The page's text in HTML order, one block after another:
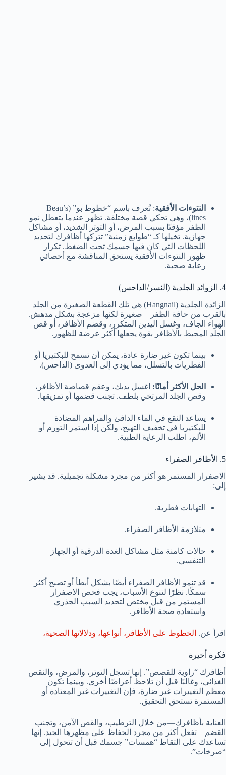
النتوءات الأفقية
: تُعرف باسم “خطوط بو” (Beau’s
lines)، وهي تحكي قصة مختلفة. تظهر عندما يتعطل نمو
الظفر مؤقتًا بسبب المرض، أو التوتر الشديد، أو مشاكل
جهازية. تخيلها كـ “طوابع زمنية” تتركها أظافرك لتحديد
اللحظات التي كان فيها جسمك تحت الضغط. تكرار
ظهور النتوءات الأفقية يستحق المناقشة مع أخصائي
رعاية صحية.
4. الزوائد الجلدية (النسر/الداحس)
الزائدة الجلدية (Hangnail) هي تلك القطعة الصغيرة من الجلد
بالقرب من حافة الظفر—صغيرة لكنها مزعجة بشكل مدهش.
الهواء الجاف، وغسل اليدين المتكرر، وقضم الأظافر، أو قص
الجلد المحيط بالأظافر بقوة يجعلها أكثر عرضة للظهور.
بينما تكون غير ضارة عادة، يمكن أن تسمح للبكتيريا أو
الفطريات بالتسلل، مما يؤدي إلى العدوى (الداحس).
الحل الأكثر أمانًا: اغسل يديك، وعقم قصاصة الأظافر،
وقص الجلد المرتخي بلطف. تجنب قضمها أو تمزيقها.
يساعد النقع في الماء الدافئ والمراهم المضادة
للبكتيريا في تخفيف التهيج، ولكن إذا استمر التورم أو
الألم، اطلب الرعاية الطبية.
5. الأظافر الصفراء
الاصفرار المستمر هو أكثر من مجرد مشكلة تجميلية. قد يشير
إلى:
التهابات فطرية.
متلازمة الأظافر الصفراء.
حالات كامنة مثل مشاكل الغدة الدرقية أو الجهاز
التنفسي.
قد تنمو الأظافر الصفراء أيضًا بشكل أبطأ أو تصبح أكثر
سمكًا. نظرًا لتنوع الأسباب، يجب فحص الاصفرار
المستمر من قبل مختص لتحديد السبب الجذري
واستعادة صحة الأظافر.
اقرأ عن. الخطوط على الأظافر، أنواعها، ودلالاتها الصحية،
فكرة أخيرة
أظافرك “راوية للقصص”. إنها تسجل التوتر، والمرض، والنقص
الغذائي، وغالبًا قبل أن تلاحظ أعراضًا أخرى. وبينما تكون
معظم التغييرات غير ضارة، فإن التغييرات غير المعتادة أو
المستمرة تستحق التحقيق.
العناية بأظافرك—من خلال الترطيب، والقص الآمن، وتجنب
القضم—تفعل أكثر من مجرد الحفاظ على مظهرها الجيد. إنها
تساعدك على التقاط “همسات” جسمك قبل أن تتحول إلى
“صرخات”.